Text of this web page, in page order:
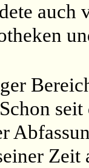
auch